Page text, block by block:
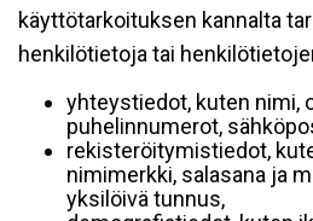
käyttötarkoituksen kannalta
henkilötietoja tai
yhteystiedot, kuten nimi,
puhelinnumerot,
rekisteröitymistiedot,
nimimerkki, salasana ja
yksilöivä tunnus,